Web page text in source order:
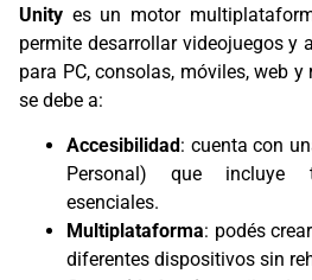
Unity es un motor
permite desarrollar videojuegos y
para PC, consolas, móviles, web
se debe a:
Accesibilidad: cuenta con
Personal) que incluye
esenciales.
Multiplataforma: podés
diferentes dispositivos sin